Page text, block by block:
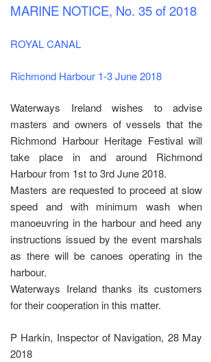
MARINE NOTICE, No. 35 of 2018
ROYAL CANAL
Richmond Harbour 1-3 June 2018
Waterways Ireland wishes to advise
masters and owners of vessels that the
Richmond Harbour Heritage Festival will
take place in and around Richmond
Harbour from 1st to 3rd June 2018.
Masters are requested to proceed at slow
speed and with minimum wash when
manoeuvring in the harbour and heed any
instructions issued by the event marshals
as there will be canoes operating in the
harbour.
Waterways Ireland thanks its customers
for their cooperation in this matter.
P Harkin, Inspector of Navigation, 28 May
2018